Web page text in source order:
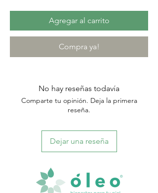
Agregar al carrito
Compra ya!
No hay reseñas todavía
Comparte tu opinión. Deja la primera
reseña.
Dejar una reseña